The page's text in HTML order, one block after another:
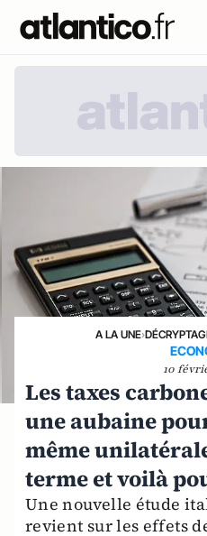
A LA UNE›
10
Les taxes
une aubaine
même
terme et voilà
Une nouvelle étude
revient sur les effets